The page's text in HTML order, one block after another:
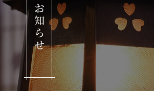
お
知
ら
せ